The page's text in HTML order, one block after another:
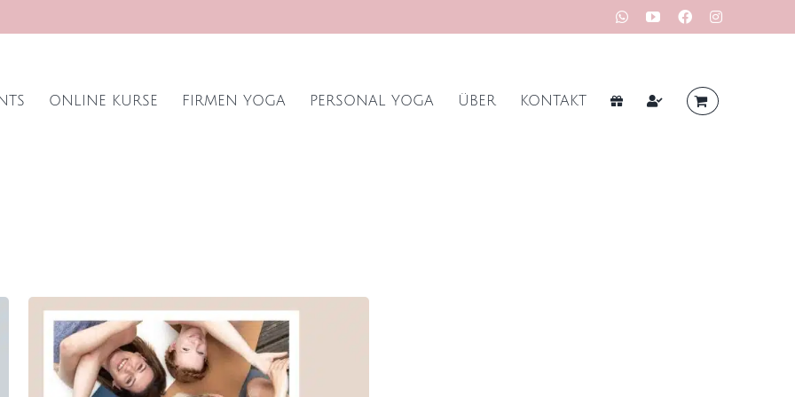
WhatsApp
YouTubeFacebookInstagram
ONLINE KURSE FIRMEN YOGA PERSONAL YOGA ÜBER KONTAKT